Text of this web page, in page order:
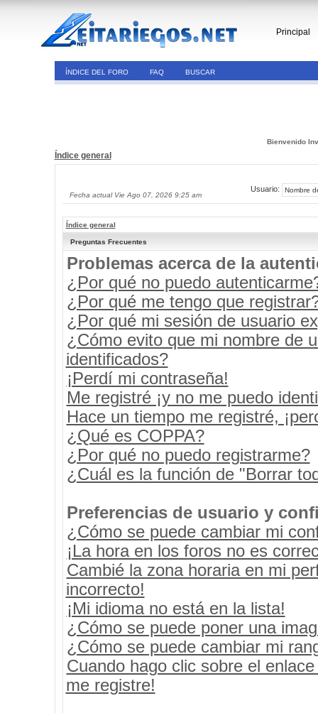
Principal
ÍNDICE DEL FORO FAQ BUSCAR
Bienvenido
Índice general
Fecha actual Vie Ago 07, 2026 9:25 am
Usuario:
Índice general
Preguntas Frecuentes
Problemas acerca de la
¿Por qué no puedo
¿Por qué me tengo que
¿Por qué mi sesión de usuario
¿Cómo evito que mi nombre de
identificados?
¡Perdí mi contraseña!
Me registré ¡y no me puedo
Hace un tiempo me registré,
¿Qué es COPPA?
¿Por qué no puedo registrarme?
¿Cuál es la función de "Borrar
Preferencias de usuario y
¿Cómo se puede cambiar mi
¡La hora en los foros no es
Cambié la zona horaria en mi
incorrecto!
¡Mi idioma no está en la lista!
¿Cómo se puede poner una
¿Cómo se puede cambiar mi
Cuando hago clic sobre el
me registre!